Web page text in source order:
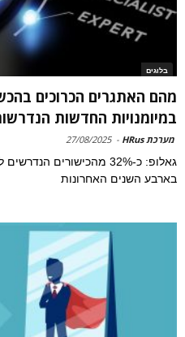
בלוגים
מהם האתגרים הכרוכים
במיומנויות החדשות
מערכת HRus -
27/08/2025
גאלופ: כ-32% מהכישורים
בארבע השנים האחרונות